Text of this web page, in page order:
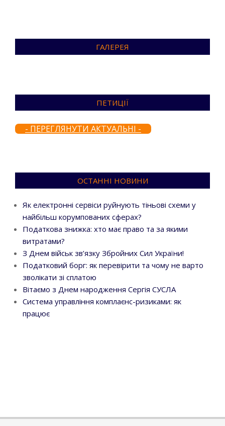
ГАЛЕРЕЯ
ПЕТИЦІЇ
- ПЕРЕГЛЯНУТИ АКТУАЛЬНІ -
ОСТАННІ НОВИНИ
Як електронні сервіси руйнують тіньові схеми у
найбільш корумпованих сферах?
Податкова знижка: хто має право та за якими
витратами?
З Днем військ зв’язку Збройних Сил України!
Податковий борг: як перевірити та чому не варто
зволікати зі сплатою
Вітаємо з Днем народження Сергія СУСЛА
Система управління комплаєнс-ризиками: як
працює